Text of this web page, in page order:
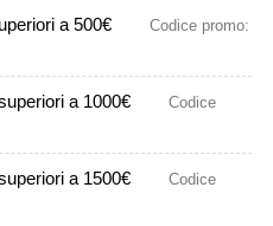
a 500€
Codice promo:
a 1000€
Codice
a 1500€
Codice